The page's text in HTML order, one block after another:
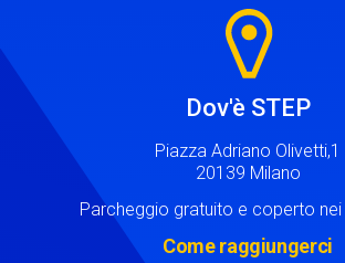
Dov'è STEP
Piazza Adriano Olivetti,1
20139 Milano
Parcheggio gratuito e coperto
Come raggiungerci